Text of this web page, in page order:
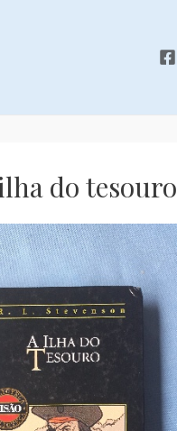
do tesouro